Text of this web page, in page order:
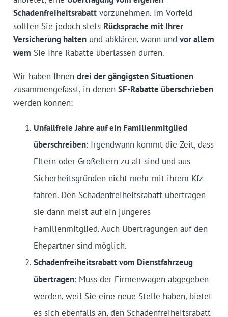
Schadenfreiheitsrabattvorzunehmen. Im Vorfeld
sollten Sie jedoch stets Rücksprache mit Ihrer
Versicherung haltenund abklären, wann und vor allem
wem Sie Ihre Rabatte überlassen dürfen.
Wir haben Ihnen drei der gängigsten Situationen
zusammengefasst, in denen SF-Rabatte überschrieben
werden können:
Unfallfreie Jahre auf ein Familienmitglied
überschreiben: Irgendwann kommt die Zeit, dass
Eltern oder Großeltern zu alt sind und aus
Sicherheitsgründen nicht mehr mit ihrem Kfz
fahren. Den Schadenfreiheitsrabatt übertragen
sie dann meist auf ein jüngeres
Familienmitglied. Auch Übertragungen auf den
Ehepartner sind möglich.
Schadenfreiheitsrabatt vom Dienstfahrzeug
übertragen: Muss der Firmenwagen abgegeben
werden, weil Sie eine neue Stelle haben, bietet
es sich ebenfalls an, den Schadenfreiheitsrabatt